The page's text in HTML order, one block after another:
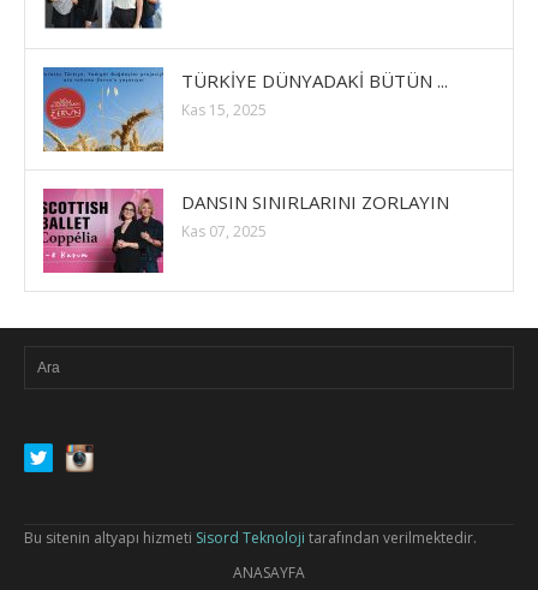
TÜRKİYE DÜNYADAKİ BÜTÜN ...
Kas 15, 2025
DANSIN SINIRLARINI ZORLAYIN
Kas 07, 2025
Bu sitenin altyapı hizmeti Sisord Teknoloji tarafından verilmektedir.
ANASAYFA